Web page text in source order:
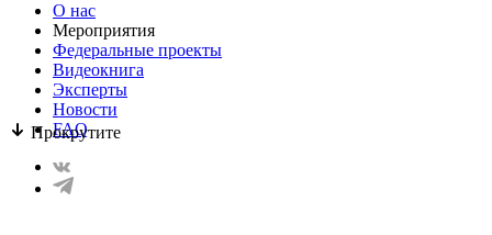
Прокрутите
О нас
Mероприятия
Федеральные проекты
Видеокнига
Эксперты
Новости
FAQ